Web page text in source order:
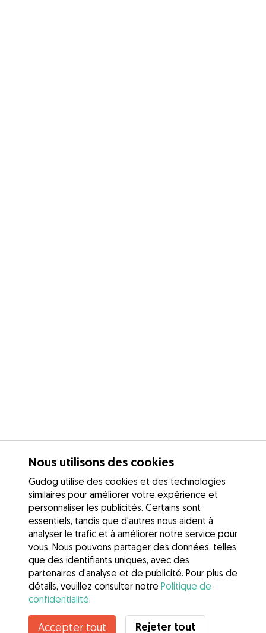
Contacter Clémence
Nous utilisons des cookies
Gudog utilise des cookies et des technologies
similaires pour améliorer votre expérience et
personnaliser les publicités. Certains sont
essentiels, tandis que d'autres nous aident à
analyser le trafic et à améliorer notre service pour
vous. Nous pouvons partager des données, telles
que des identifiants uniques, avec des
partenaires d'analyse et de publicité. Pour plus de
détails, veuillez consulter notre Politique de
confidentialité.
Accepter tout Rejeter tout